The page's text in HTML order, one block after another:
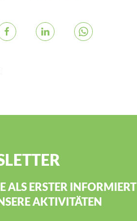
ALS ERSTER INFORMIERT
AKTIVITÄTEN